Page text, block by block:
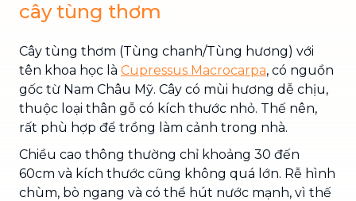
cây tùng thơm
Cây tùng thơm (Tùng chanh/Tùng hương) với
tên khoa học là Cupressus Macrocarpa, có nguồn
gốc từ Nam Châu Mỹ. Cây có mùi hương dễ chịu,
thuộc loại thân gỗ có kích thước nhỏ. Thế nên,
rất phù hợp để trồng làm cảnh trong nhà.
Chiều cao thông thường chỉ khoảng 30 đến
60cm và kích thước cũng không quá lớn. Rễ hình
chùm, bò ngang và có thể hút nước mạnh, vì thế